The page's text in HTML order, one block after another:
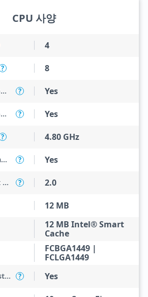
CPU 사양
4
? 8
Intel Virtualization Technology (VT-x) ? Yes
Intel Virtualization Technology for Directed I/O (VT-d) ? Yes
? 4.80 GHz
Intel Hyper-Threading Technology ? Yes
Intel Turbo Boost Technology ? 2.0
12 MB
12 MB Intel® Smart
Cache
FCBGA1449 |
FCLGA1449
Intel AES New Instructions ? Yes